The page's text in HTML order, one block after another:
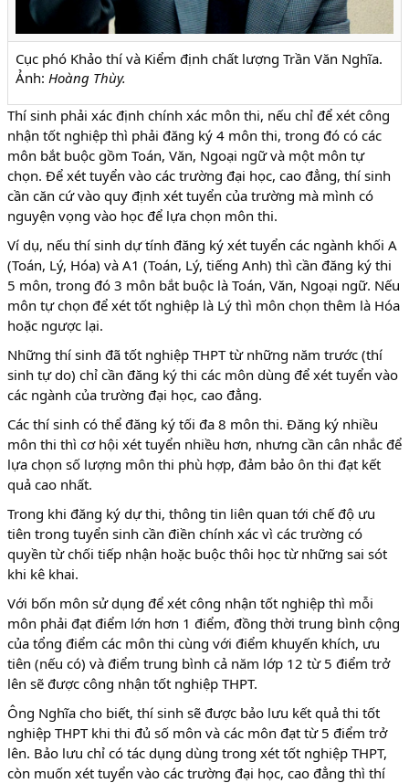
Cục phó Khảo thí và Kiểm định chất lượng Trần Văn Nghĩa.
Ảnh: Hoàng Thùy.
Thí sinh phải xác định chính xác môn thi, nếu chỉ để xét công
nhận tốt nghiệp thì phải đăng ký 4 môn thi, trong đó có các
môn bắt buộc gồm Toán, Văn, Ngoại ngữ và một môn tự
chọn. Để xét tuyển vào các trường đại học, cao đẳng, thí sinh
cần căn cứ vào quy định xét tuyển của trường mà mình có
nguyện vọng vào học để lựa chọn môn thi.
Ví dụ, nếu thí sinh dự tính đăng ký xét tuyển các ngành khối A
(Toán, Lý, Hóa) và A1 (Toán, Lý, tiếng Anh) thì cần đăng ký thi
5 môn, trong đó 3 môn bắt buộc là Toán, Văn, Ngoại ngữ. Nếu
môn tự chọn để xét tốt nghiệp là Lý thì môn chọn thêm là Hóa
hoặc ngược lại.
Những thí sinh đã tốt nghiệp THPT từ những năm trước (thí
sinh tự do) chỉ cần đăng ký thi các môn dùng để xét tuyển vào
các ngành của trường đại học, cao đẳng.
Các thí sinh có thể đăng ký tối đa 8 môn thi. Đăng ký nhiều
môn thi thì cơ hội xét tuyển nhiều hơn, nhưng cần cân nhắc để
lựa chọn số lượng môn thi phù hợp, đảm bảo ôn thi đạt kết
quả cao nhất.
Trong khi đăng ký dự thi, thông tin liên quan tới chế độ ưu
tiên trong tuyển sinh cần điền chính xác vì các trường có
quyền từ chối tiếp nhận hoặc buộc thôi học từ những sai sót
khi kê khai.
Với bốn môn sử dụng để xét công nhận tốt nghiệp thì mỗi
môn phải đạt điểm lớn hơn 1 điểm, đồng thời trung bình cộng
của tổng điểm các môn thi cùng với điểm khuyến khích, ưu
tiên (nếu có) và điểm trung bình cả năm lớp 12 từ 5 điểm trở
lên sẽ được công nhận tốt nghiệp THPT.
Ông Nghĩa cho biết, thí sinh sẽ được bảo lưu kết quả thi tốt
nghiệp THPT khi thi đủ số môn và các môn đạt từ 5 điểm trở
lên. Bảo lưu chỉ có tác dụng dùng trong xét tốt nghiệp THPT,
còn muốn xét tuyển vào các trường đại học, cao đẳng thì thí